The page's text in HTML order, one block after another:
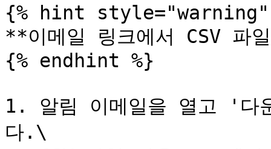
{% hint style="warning"
**이메일 링크에서 CSV 파
{% endhint %}
1. 알림 이메일을 열고 '다
다.\